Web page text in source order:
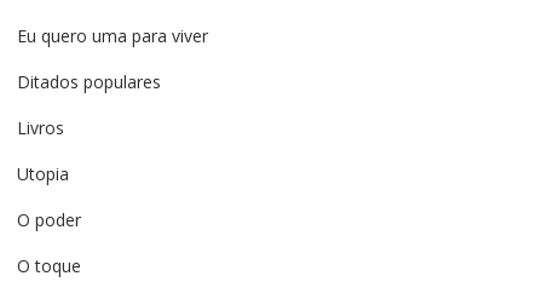
Eu quero uma para viver
Ditados populares
Livros
Utopia
O poder
O toque